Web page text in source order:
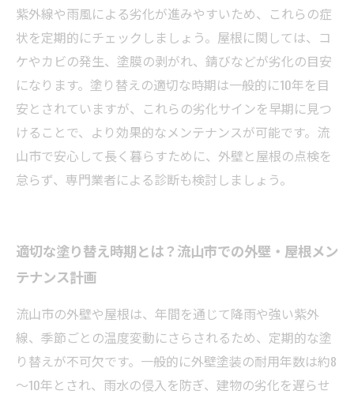
紫外線や雨風による劣化が進みやすいため、これらの症
状を定期的にチェックしましょう。屋根に関しては、コ
ケやカビの発生、塗膜の剥がれ、錆びなどが劣化の目安
になります。塗り替えの適切な時期は一般的に10年を目
安とされていますが、これらの劣化サインを早期に見つ
けることで、より効果的なメンテナンスが可能です。流
山市で安心して長く暮らすために、外壁と屋根の点検を
怠らず、専門業者による診断も検討しましょう。
適切な塗り替え時期とは？流山市での外壁・屋根メン
テナンス計画
流山市の外壁や屋根は、年間を通じて降雨や強い紫外
線、季節ごとの温度変動にさらされるため、定期的な塗
り替えが不可欠です。一般的に外壁塗装の耐用年数は約8
～10年とされ、雨水の侵入を防ぎ、建物の劣化を遅らせ